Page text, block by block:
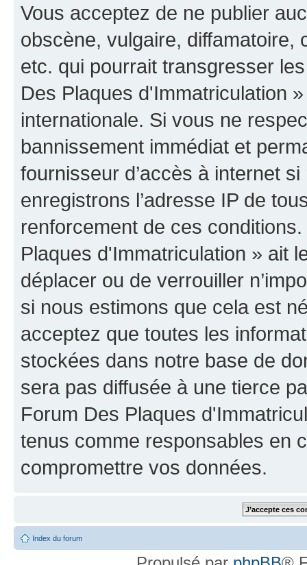
Vous acceptez de ne publier
obscène, vulgaire, diffamatoire,
etc. qui pourrait transgresser
Des Plaques d'Immatriculation
internationale. Si vous ne
bannissement immédiat et
fournisseur d’accès à internet
enregistrons l’adresse IP de
renforcement de ces
Plaques d'Immatriculation » ait
déplacer ou de verrouiller
si nous estimons que cela est
acceptez que toutes les
stockées dans notre base de
sera pas diffusée à une tierce
Forum Des Plaques
tenus comme responsables en
compromettre vos données.
Index du forum